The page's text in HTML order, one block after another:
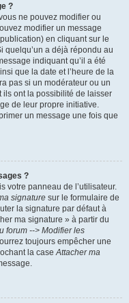
?
ne pouvez modifier ou
modifier un message
en cliquant sur le
a déjà répondu au
indiquant qu’il a été
que la date et l’heure de la
pas si un modérateur ou un
ont la possibilité de laisser
de leur propre initiative.
un message une fois que
?
votre panneau de l’utilisateur.
signature sur le formulaire de
la signature par défaut à
ma signature » à partir du
forum --> Modifier les
toujours empêcher une
la caseAttacher ma